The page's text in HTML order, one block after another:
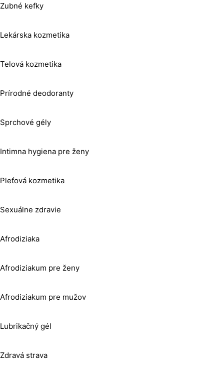
Zubné kefky
Lekárska kozmetika
Telová kozmetika
Prírodné deodoranty
Sprchové gély
Intimna hygiena pre ženy
Pleťová kozmetika
Sexuálne zdravie
Afrodiziaka
Afrodiziakum pre ženy
Afrodiziakum pre mužov
Lubrikačný gél
Zdravá strava